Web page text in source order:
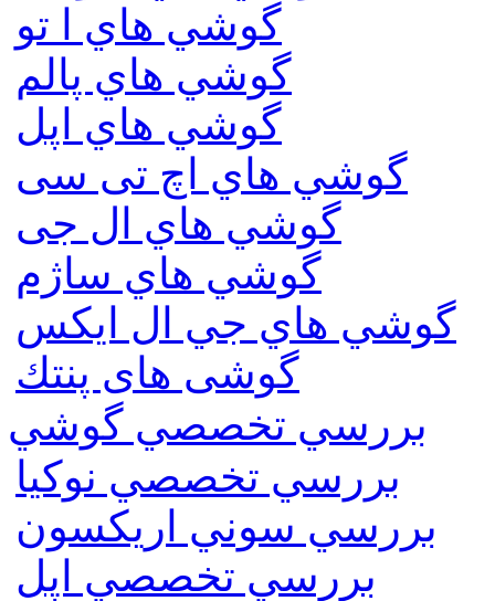
گوشي هاي ا تو
گوشي هاي پالم
گوشي هاي اپل
گوشي هاي اچ تی سی
گوشي هاي ال جی
گوشي هاي ساژم
گوشي هاي جي ال ايكس
گوشی های پنتك
بررسي تخصصي گوشي
بررسي تخصصي نوكيا
بررسي سوني اريكسون
بررسي تخصصي اپل